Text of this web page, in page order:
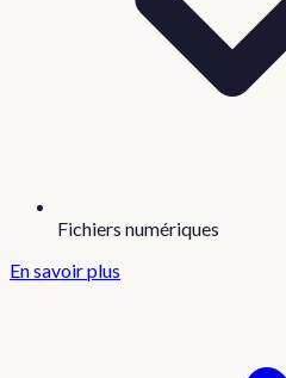
Fichiers numériques
En savoir plus